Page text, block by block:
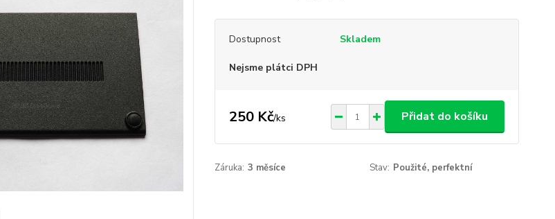
Dostupnost Skladem
Nejsme plátci DPH
250 Kč/ks Přidat do košíku
Záruka: 3 měsíce Stav: Použité, perfektní